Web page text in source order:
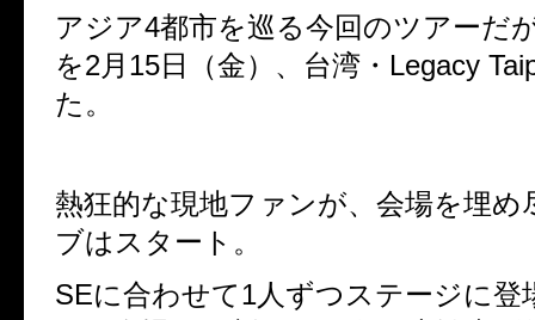
アジア4都市を巡る今回のツアーだ
を2月 15日（金）、台湾・ Legacy
た。
熱狂的な現地ファンが、会場を埋め
ブはスタート。
SEに合わせて1人ずつステージに登